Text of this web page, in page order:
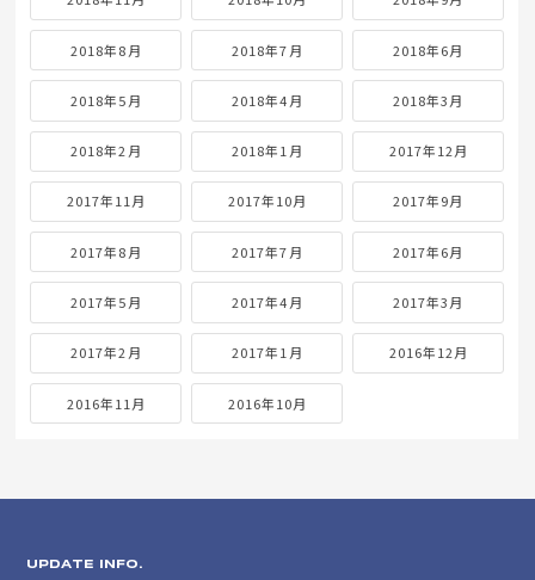
2018年8月 2018年7月 2018年6月
2018年5月 2018年4月 2018年3月
2018年2月 2018年1月 2017年12月
2017年11月 2017年10月 2017年9月
2017年8月 2017年7月 2017年6月
2017年5月 2017年4月 2017年3月
2017年2月 2017年1月 2016年12月
2016年11月 2016年10月
UPDATE INFO.